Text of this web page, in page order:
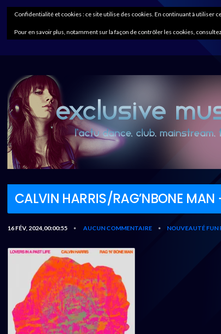
CALVIN HARRIS/RAG’NBONE
16 FÉV, 2024,00:00:55 • AUCUN COMMENTAIRE • NOUVEAUTÉ FUN
Confidentialité et cookies : ce site utilise des cookies. En continuant à utiliser
Pour en savoir plus, notamment sur la façon de contrôler les cookies,